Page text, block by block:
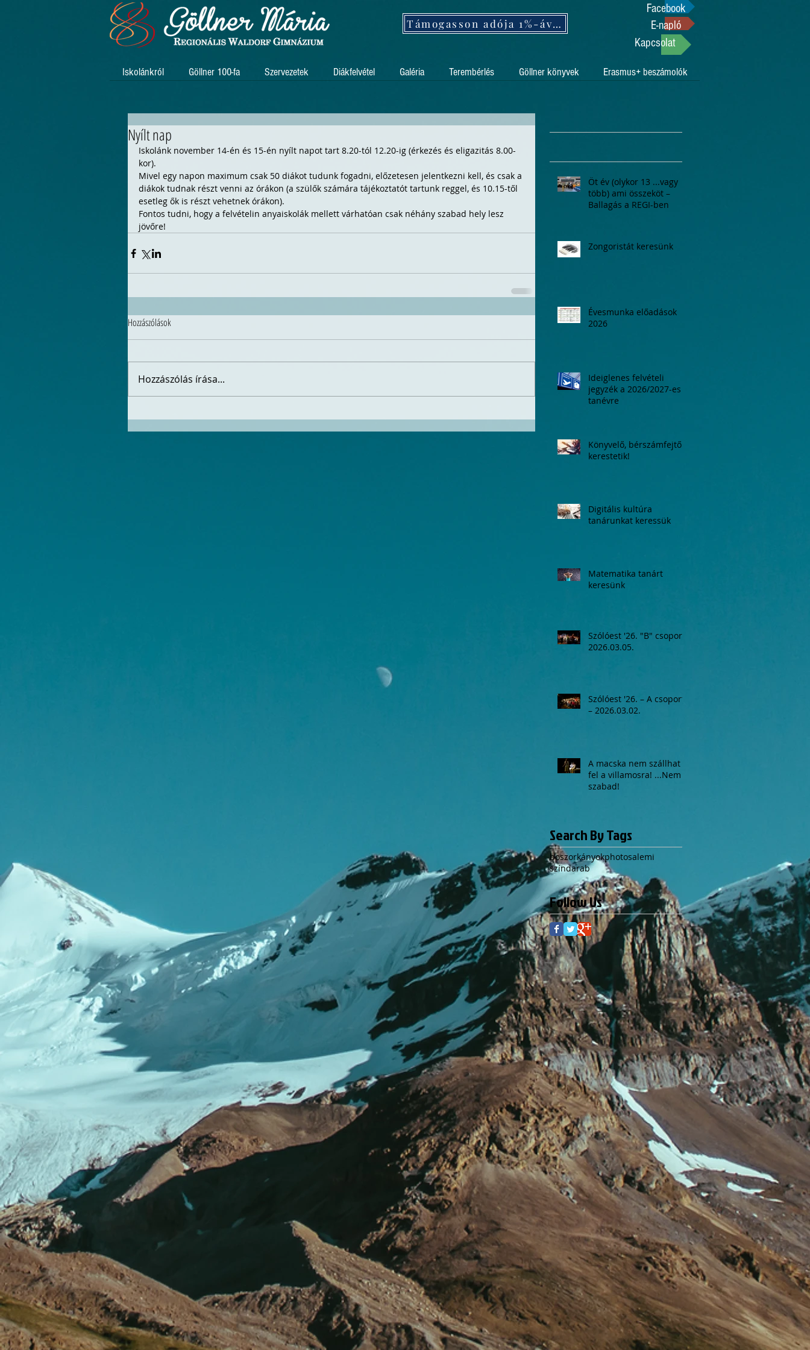
Támogasson adója 1%-ával!
Facebook
E-napló
Kapcsolat
Iskolánkról Göllner 100-fa Szervezetek Diákfelvétel Galéria Terembérlés Göllner könyvek Erasmus+ beszámolók
Nyílt nap
Iskolánk november 14-én és 15-én nyílt napot tart 8.20-tól 12.20-ig (érkezés és eligazitás 8.00-
kor).
Mivel egy napon maximum csak 50 diákot tudunk fogadni, előzetesen jelentkezni kell, és csak a
diákok tudnak részt venni az órákon (a szülők számára tájékoztatót tartunk reggel, és 10.15-től
esetleg ők is részt vehetnek órákon).
Fontos tudni, hogy a felvételin anyaiskolák mellett várhatóan csak néhány szabad hely lesz
jövőre!
Hozzászólások
Hozzászólás írása...
Öt év (olykor 13 ...vagy
több) ami összeköt –
Ballagás a REGI-ben
Zongoristát keresünk
Évesmunka előadások
2026
Ideiglenes felvételi
jegyzék a 2026/2027-es
tanévre
Könyvelő, bérszámfejtő
kerestetik!
Digitális kultúra
tanárunkat keressük
Matematika tanárt
keresünk
Szólóest '26. "B" csoport,
2026.03.05.
Szólóest '26. – A csoport
– 2026.03.02.
A macska nem szállhat
fel a villamosra! ...Nem
szabad!
Search By Tags
boszorkányokphotosalemi
színdarab
Follow Us